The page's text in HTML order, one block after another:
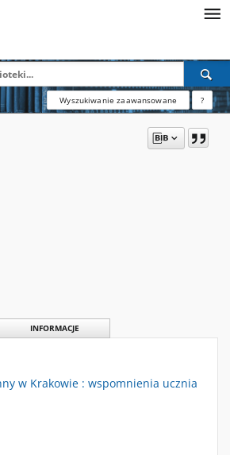
Wyszukiwanie zaawansowane ?
INFORMACJE
w Krakowie : wspomnienia ucznia